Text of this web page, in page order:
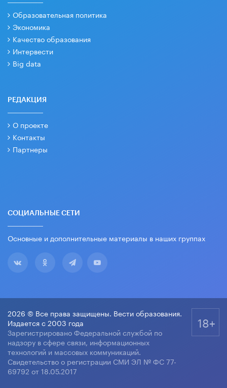
Образовательная политика
Экономика
Качество образования
Интервести
Big data
РЕДАКЦИЯ
О проекте
Контакты
Партнеры
СОЦИАЛЬНЫЕ СЕТИ
Основные и дополнительные материалы в наших группах
2026 © Все права защищены. Вести образования.
Издается с 2003 года
Зарегистрировано Федеральной службой по
надзору в сфере связи, информационных
технологий и массовых коммуникаций.
Свидетельство о регистрации СМИ ЭЛ № ФС 77-
69792 от 18.05.2017
18+